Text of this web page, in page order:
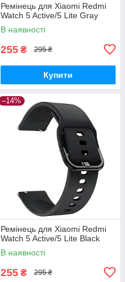
Ремінець для Xiaomi Redmi
Watch 5 Active/5 Lite Gray
В наявності
255 ₴ 295 ₴
Купити
–14%
Ремінець для Xiaomi Redmi
Watch 5 Active/5 Lite Black
В наявності
255 ₴ 295 ₴